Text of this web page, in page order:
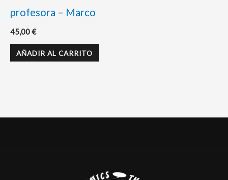
profesora – Marco
45,00€
AÑADIR AL CARRITO